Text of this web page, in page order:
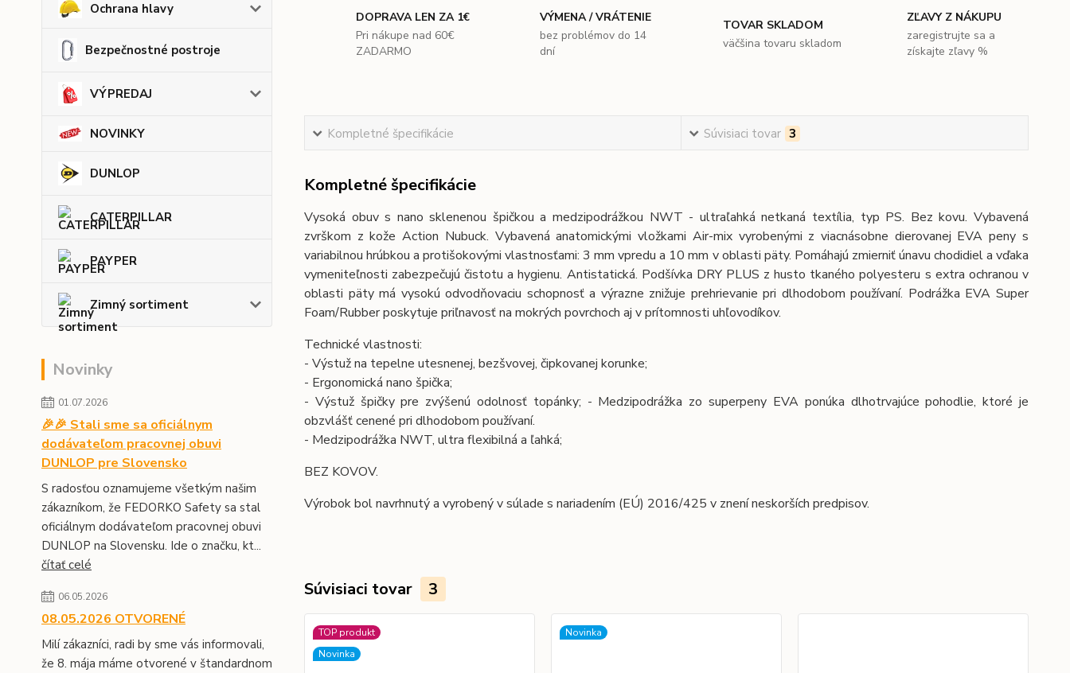
Ochrana hlavy
Bezpečnostné postroje
VÝPREDAJ
NOVINKY
DUNLOP
CATERPILLAR
PAYPER
Zimný sortiment
Novinky
01.07.2026
🎉🎉 Stali sme sa oficiálnym
dodávateľom pracovnej obuvi
DUNLOP pre Slovensko
S radosťou oznamujeme všetkým našim
zákazníkom, že FEDORKO Safety sa stal
oficiálnym dodávateľom pracovnej obuvi
DUNLOP na Slovensku. Ide o značku, kt...
čítať celé
06.05.2026
08.05.2026 OTVORENÉ
Milí zákazníci, radi by sme vás informovali,
že 8. mája máme otvorené v štandardnom
DOPRAVA LEN ZA 1€
Pri nákupe nad 60€
ZADARMO
VÝMENA / VRÁTENIE
bez problémov do 14
dní
TOVAR SKLADOM
väčšina tovaru skladom
ZĽAVY Z NÁKUPU
zaregistrujte sa a
získajte zľavy %
Kompletné špecifikácie Súvisiaci tovar 3
Kompletné špecifikácie
Vysoká obuv s nano sklenenou špičkou a medzipodrážkou NWT - ultraľahká netkaná textília, typ PS. Bez kovu. Vybavená
zvrškom z kože Action Nubuck. Vybavená anatomickými vložkami Air-mix vyrobenými z viacnásobne dierovanej EVA peny s
variabilnou hrúbkou a protišokovými vlastnosťami: 3 mm vpredu a 10 mm v oblasti päty. Pomáhajú zmierniť únavu chodidiel a vďaka
vymeniteľnosti zabezpečujú čistotu a hygienu. Antistatická. Podšívka DRY PLUS z husto tkaného polyesteru s extra ochranou v
oblasti päty má vysokú odvodňovaciu schopnosť a výrazne znižuje prehrievanie pri dlhodobom používaní. Podrážka EVA Super
Foam/Rubber poskytuje priľnavosť na mokrých povrchoch aj v prítomnosti uhľovodíkov.
Technické vlastnosti:
- Výstuž na tepelne utesnenej, bezšvovej, čipkovanej korunke;
- Ergonomická nano špička;
- Výstuž špičky pre zvýšenú odolnosť topánky; - Medzipodrážka zo superpeny EVA ponúka dlhotrvajúce pohodlie, ktoré je
obzvlášť cenené pri dlhodobom používaní.
- Medzipodrážka NWT, ultra flexibilná a ľahká;
BEZ KOVOV.
Výrobok bol navrhnutý a vyrobený v súlade s nariadením (EÚ) 2016/425 v znení neskorších predpisov.
Súvisiaci tovar 3
TOP produkt
Novinka
Novinka